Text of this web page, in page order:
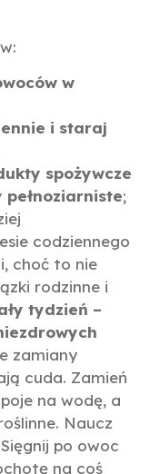
w
i staraj
spożywcze
;
codziennego
choć to nie
rodzinne i
tydzień –
zamiany
cuda. Zamień
na wodę, a
Naucz
po owoc
na coś